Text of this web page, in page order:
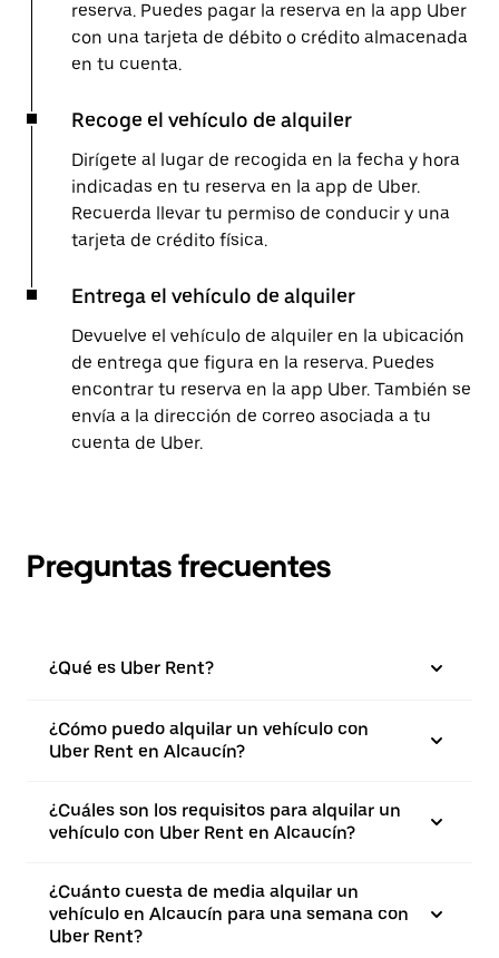
reserva. Puedes pagar la reserva en la app Uber
con una tarjeta de débito o crédito almacenada
en tu cuenta.
Recoge el vehículo de alquiler
Dirígete al lugar de recogida en la fecha y hora
indicadas en tu reserva en la app de Uber.
Recuerda llevar tu permiso de conducir y una
tarjeta de crédito física.
Entrega el vehículo de alquiler
Devuelve el vehículo de alquiler en la ubicación
de entrega que figura en la reserva. Puedes
encontrar tu reserva en la app Uber. También se
envía a la dirección de correo asociada a tu
cuenta de Uber.
Preguntas frecuentes
¿Qué es Uber Rent?
¿Cómo puedo alquilar un vehículo con
Uber Rent en Alcaucín?
¿Cuáles son los requisitos para alquilar un
vehículo con Uber Rent en Alcaucín?
¿Cuánto cuesta de media alquilar un
vehículo en Alcaucín para una semana con
Uber Rent?